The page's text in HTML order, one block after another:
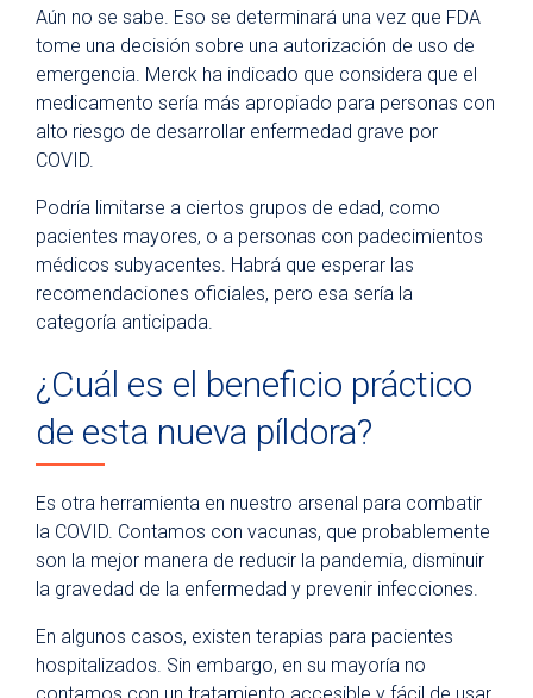
Aún no se sabe. Eso se determinará una vez que FDA
tome una decisión sobre una autorización de uso de
emergencia. Merck ha indicado que considera que el
medicamento sería más apropiado para personas con
alto riesgo de desarrollar enfermedad grave por
COVID.
Podría limitarse a ciertos grupos de edad, como
pacientes mayores, o a personas con padecimientos
médicos subyacentes. Habrá que esperar las
recomendaciones oficiales, pero esa sería la
categoría anticipada.
¿Cuál es el beneficio práctico
de esta nueva píldora?
Es otra herramienta en nuestro arsenal para combatir
la COVID. Contamos con vacunas, que probablemente
son la mejor manera de reducir la pandemia, disminuir
la gravedad de la enfermedad y prevenir infecciones.
En algunos casos, existen terapias para pacientes
hospitalizados. Sin embargo, en su mayoría no